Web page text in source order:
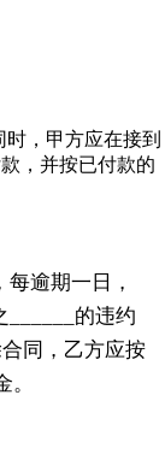
时，甲方应在接到
，并按已付款的
逾期一日，
______的违约
同，乙方应按